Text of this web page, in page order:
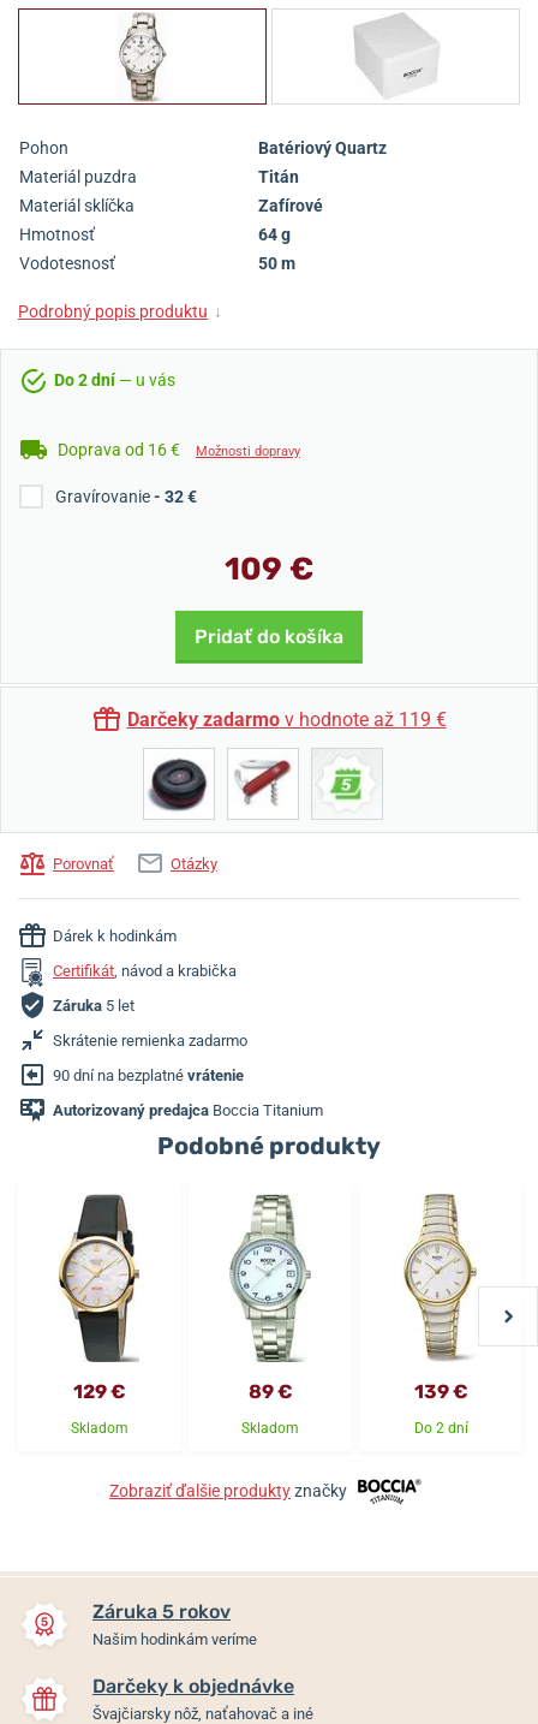
Pohon
Batériový Quartz
Materiál puzdra
Titán
Materiál sklíčka
Zafírové
Hmotnosť
64 g
Vodotesnosť
50 m
Podrobný popis produktu ↓
Do 2 dní— u vás
Doprava od 16 € Možnosti dopravy
Gravírovanie- 32 €
109 €
Pridať do košíka
Darčeky zadarmov hodnote až 119 €
Porovnať Otázky
Dárek k hodinkám
Certifikát, návod a krabička
Záruka 5 let
Skrátenie remienka zadarmo
90 dní na bezplatné vrátenie
Autorizovaný predajca Boccia Titanium
Podobné produkty
129 €
Skladom
89 €
Skladom
139 €
Do 2 dní
Zobraziť ďalšie produktyznačky
Záruka 5 rokov
Našim hodinkám veríme
Darčeky k objednávke
Švajčiarsky nôž, naťahovač a iné